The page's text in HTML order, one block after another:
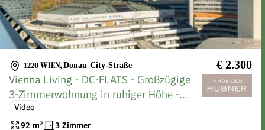
1220 WIEN, Donau-City-Straße € 2.300
Vienna Living - DC-FLATS - Großzügige
3-Zimmerwohnung in ruhiger Höhe -
ERSTBEZUG
Video
92 m² 3 Zimmer